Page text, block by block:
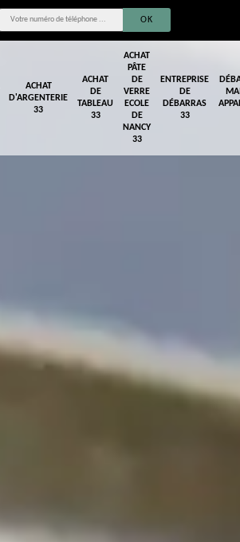
ACHAT
D'ARGENTERIE
33
ACHAT
DE
TABLEAU
33
ACHAT
PÂTE
DE
VERRE
ECOLE
DE
NANCY
33
ENTREPRISE
DE
DÉBARRAS
33